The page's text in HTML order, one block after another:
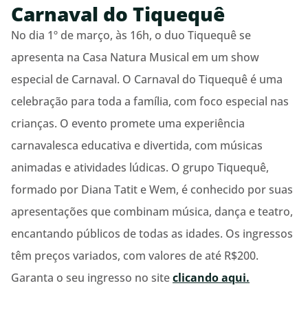
Carnaval do Tiquequê
No dia 1º de março, às 16h, o duo Tiquequê se
apresenta na Casa Natura Musical em um show
especial de Carnaval. O Carnaval do Tiquequê é uma
celebração para toda a família, com foco especial nas
crianças. O evento promete uma experiência
carnavalesca educativa e divertida, com músicas
animadas e atividades lúdicas. O grupo Tiquequê,
formado por Diana Tatit e Wem, é conhecido por suas
apresentações que combinam música, dança e teatro,
encantando públicos de todas as idades. Os ingressos
têm preços variados, com valores de até R$200.
Garanta o seu ingresso no siteclicando aqui.